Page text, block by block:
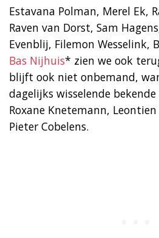
Estavana Polman, Merel Ek,
Raven van Dorst, Sam
Evenblij, Filemon Wesselink,
Bas Nijhuis* zien we ook
blijft ook niet onbemand,
dagelijks wisselende
Roxane Knetemann,
Pieter Cobelens.